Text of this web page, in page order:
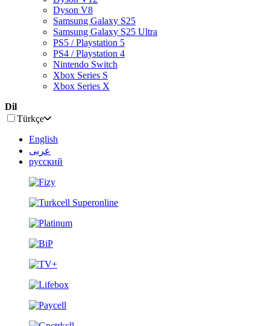
Dyson V8
Samsung Galaxy S25
Samsung Galaxy S25 Ultra
PS5 / Playstation 5
PS4 / Playstation 4
Nintendo Switch
Xbox Series S
Xbox Series X
Dil
Türkçe
English
عربى
русский